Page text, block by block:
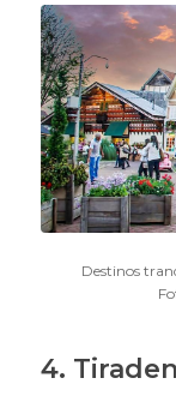
Destinos
4.